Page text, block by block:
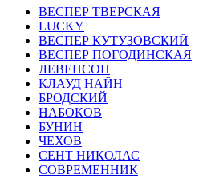
ВЕСПЕР ТВЕРСКАЯ
LUCKY
ВЕСПЕР КУТУЗОВСКИЙ
ВЕСПЕР ПОГОДИНСКАЯ
ЛЕВЕНСОН
КЛАУД НАЙН
БРОДСКИЙ
НАБОКОВ
БУНИН
ЧЕХОВ
СЕНТ НИКОЛАС
СОВРЕМЕННИК